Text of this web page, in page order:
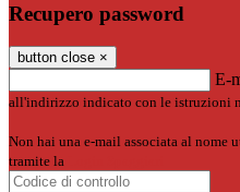
Recupero password
button close ×
E-
all'indirizzo indicato con le istruzioni
Non hai una e-mail associata al nome
tramite la